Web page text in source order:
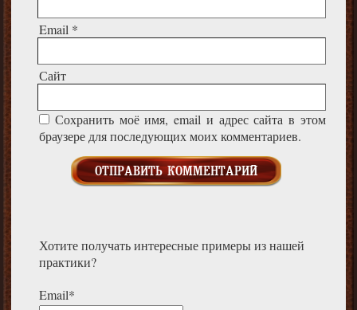
Email *
Сайт
Сохранить моё имя, email и адрес сайта в этом
браузере для последующих моих комментариев.
Хотите получать интересные примеры из нашей
практики?
Email*